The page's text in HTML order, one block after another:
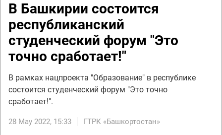
В Башкирии состоится
республиканский
студенческий форум "Это
точно сработает!"
В рамках нацпроекта "Образование" в республике
состоится студенческий форум "Это точно
сработает!".
28 May 2022, 15:33 ГТРК «Башкортостан»